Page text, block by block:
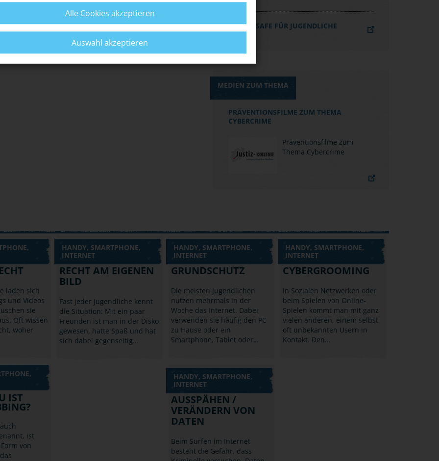
KLICKSAFE FÜR JUGENDLICHE
MEDIEN ZUM THEMA
PRÄVENTIONSFILME ZUM THEMA
CYBERCRIME
Präventionsfilme zum
Thema Cybercrime
laden sich
und Videos
sie
Oft wissen
woher
HANDY, SMARTPHONE,
INTERNET
RECHT AM EIGENEN
BILD
Fast jeder Jugendliche kennt
die Situation: Mit ein paar
Freunden ist man in der Disko
gewesen, hatte Spaß und hat
sich dabei gegenseitig…
HANDY, SMARTPHONE,
INTERNET
GRUNDSCHUTZ
Die meisten Jugendlichen
nutzen mehrmals in der
Woche das Internet. Dabei
verwenden sie häufig den PC
zu Hause oder ein
Smartphone, Tablet oder…
HANDY, SMARTPHONE,
INTERNET
CYBERGROOMING
In Sozialen Netzwerken oder
beim Spielen von Online-
Spielen kommt man mit ganz
vielen anderen, einem selbst
oft unbekannten Usern in
Kontakt. Den…
IST
ist
von
HANDY, SMARTPHONE,
INTERNET
AUSSPÄHEN /
VERÄNDERN VON
DATEN
Beim Surfen im Internet
besteht die Gefahr, dass
Alle Cookies akzeptieren
Auswahl akzeptieren